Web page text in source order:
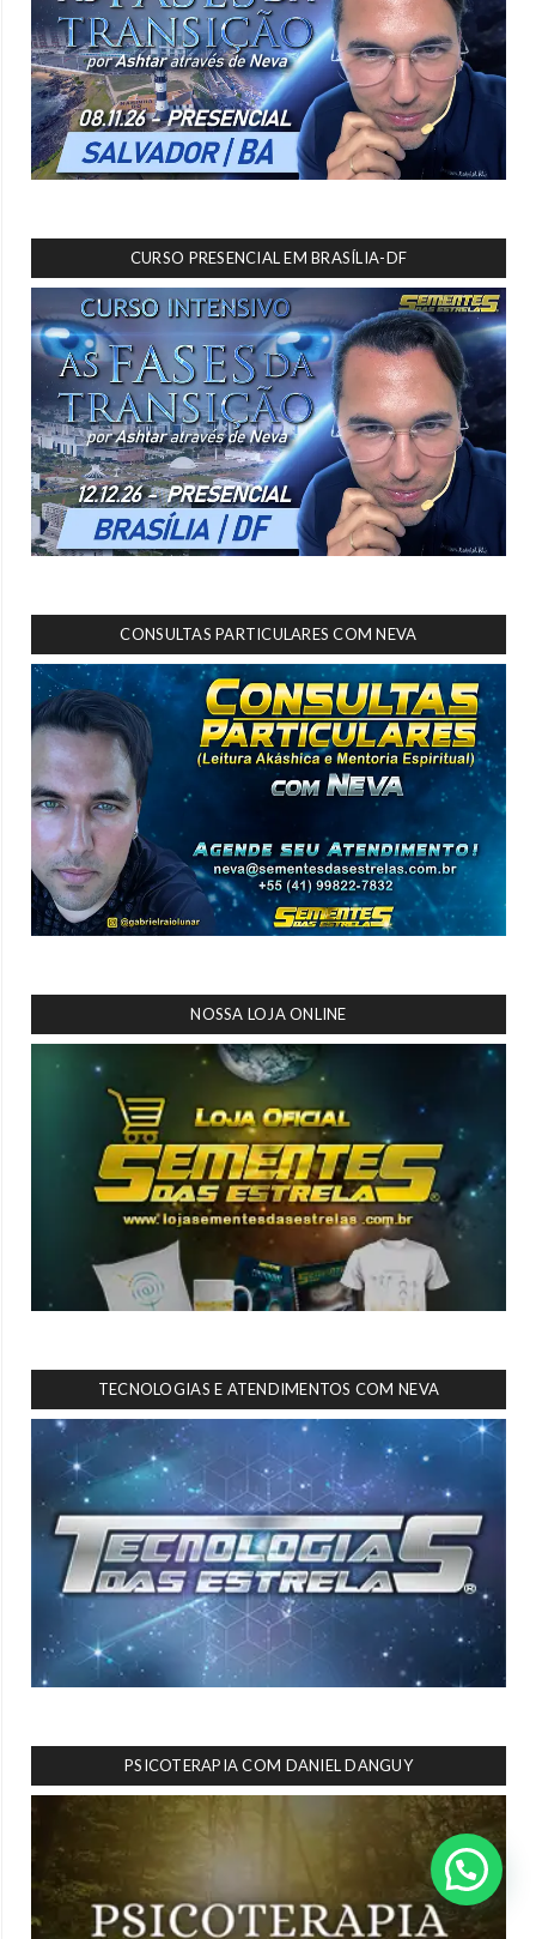
CURSO PRESENCIAL EM BRASÍLIA-DF
CONSULTAS PARTICULARES COM NEVA
NOSSA LOJA ONLINE
TECNOLOGIAS E ATENDIMENTOS COM NEVA
PSICOTERAPIA COM DANIEL DANGUY